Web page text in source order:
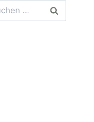
Suchen